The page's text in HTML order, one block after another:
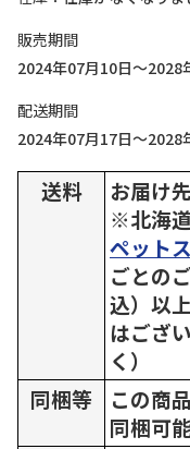
販売期間
2024年07月10日～2028
配送期間
2024年07月17日～2028
送料
お届け
※北海
ペット
ごとの
込）以
はござ
く）
同梱等
この商品
同梱可